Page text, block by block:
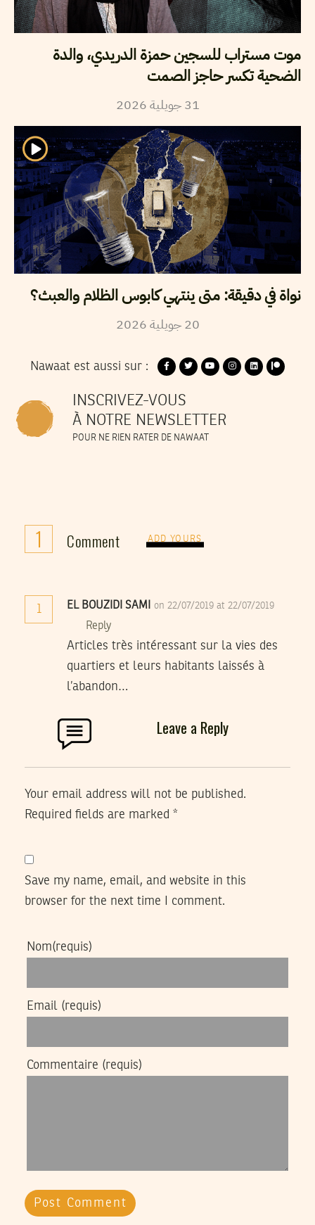
موت مستراب للسجين حمزة الدريدي، والدة
الضحية تكسر حاجز الصمت
31 جويلية2026
نواة في دقيقة: متى ينتهي كابوس الظلام والعبث؟
20 جويلية2026
Nawaat est aussi sur :
INSCRIVEZ-VOUS
À NOTRE NEWSLETTER
POUR NE RIEN RATER DE NAWAAT
1 Comment ADD YOURS
EL BOUZIDI SAMI on 22/07/2019 at 22/07/2019
Reply
Articles très intéressant sur la vies des
quartiers et leurs habitants laissés à
l’abandon…
Leave a Reply
Your email address will not be published.
Required fields are marked *
Save my name, email, and website in this
browser for the next time I comment.
Nom(requis)
Email (requis)
Commentaire (requis)